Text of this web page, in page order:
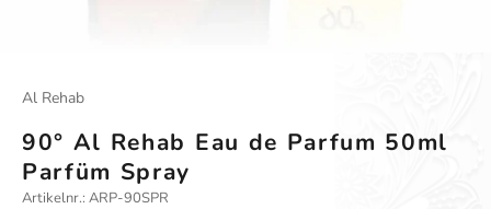
Al Rehab
90° Al Rehab Eau de Parfum 50ml
Parfüm Spray
Artikelnr.: ARP-90SPR